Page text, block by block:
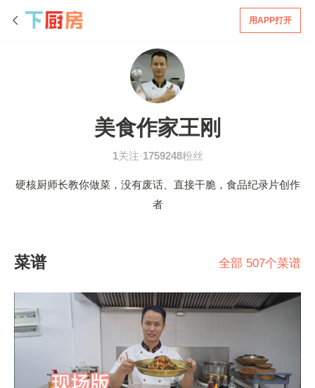
用APP打开
美食作家王刚
1关注·1759248粉丝
硬核厨师长教你做菜，没有废话、直接干脆，食品纪录片创作
者
菜谱 全部 507个菜谱